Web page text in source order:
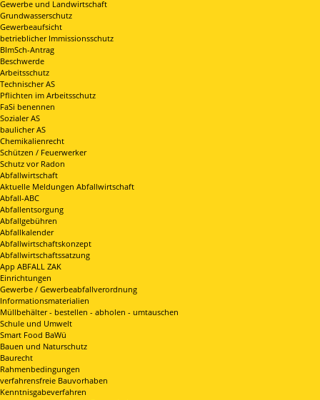
Gewerbe und Landwirtschaft
Grundwasserschutz
Gewerbeaufsicht
betrieblicher Immissionsschutz
BImSch-Antrag
Beschwerde
Arbeitsschutz
Technischer AS
Pflichten im Arbeitsschutz
FaSi benennen
Sozialer AS
baulicher AS
Chemikalienrecht
Schützen / Feuerwerker
Schutz vor Radon
Abfallwirtschaft
Aktuelle Meldungen Abfallwirtschaft
Abfall-ABC
Abfallentsorgung
Abfallgebühren
Abfallkalender
Abfallwirtschaftskonzept
Abfallwirtschaftssatzung
App ABFALL ZAK
Einrichtungen
Gewerbe / Gewerbeabfallverordnung
Informationsmaterialien
Müllbehälter - bestellen - abholen - umtauschen
Schule und Umwelt
Smart Food BaWü
Bauen und Naturschutz
Baurecht
Rahmenbedingungen
verfahrensfreie Bauvorhaben
Kenntnisgabeverfahren